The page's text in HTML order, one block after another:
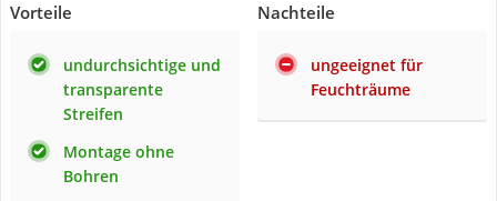
Vorteile
undurchsichtige und
transparente
Streifen
Montage ohne
Bohren
Nachteile
ungeeignet für
Feuchträume